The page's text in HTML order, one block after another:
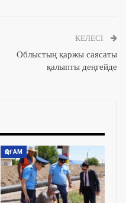
КЕЛЕСІ
Облыстың қаржы саясаты
қалыпты деңгейде
ҚОҒАМ